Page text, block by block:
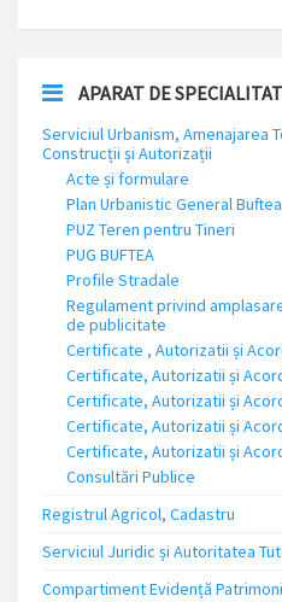
APARAT DE
Serviciul Urbanism, Amenajarea
Construcții și Autorizații
Acte și formulare
Plan Urbanistic General Buftea
PUZ Teren pentru Tineri
PUG BUFTEA
Profile Stradale
Regulament privind
de publicitate
Certificate , Autorizatii și
Certificate, Autorizatii și
Certificate, Autorizatii și
Certificate, Autorizatii și
Certificate, Autorizatii și
Consultări Publice
Registrul Agricol, Cadastru
Serviciul Juridic și Autoritatea
Compartiment Evidență